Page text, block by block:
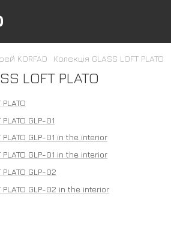
KORFAD Колекція GLASS LOFT PLATO
LOFT PLATO